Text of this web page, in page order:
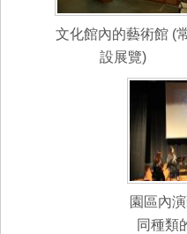
文化館內的藝術館 (
設展覽)
園區內
同種類